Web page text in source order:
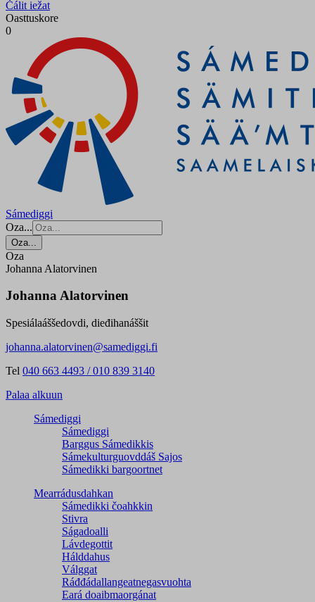
Čálit iežat
Oasttuskore
0
Sámediggi
Oza...
Oza...
Oza
Johanna Alatorvinen
Johanna Alatorvinen
Spesiálaáššedovdi, dieđihanáššit
johanna.alatorvinen@samediggi.fi
Tel 040 663 4493 / 010 839 3140
Palaa alkuun
Sámediggi
Sámediggi
Barggus Sámedikkis
Sámekulturguovddáš Sajos
Sámedikki bargoortnet
Mearrádusdahkan
Sámedikki čoahkkin
Stivra
Ságadoalli
Lávdegottit
Hálddahus
Válggat
Ráđđádallangeatnegas­vuohta
Eará doaibmaorgánat